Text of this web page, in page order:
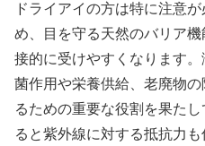
ドライアイの方は特に注意
め、目を守る天然のバリア
接的に受けやすくなります
菌作用や栄養供給、老廃物
るための重要な役割を果た
ると紫外線に対する抵抗力も